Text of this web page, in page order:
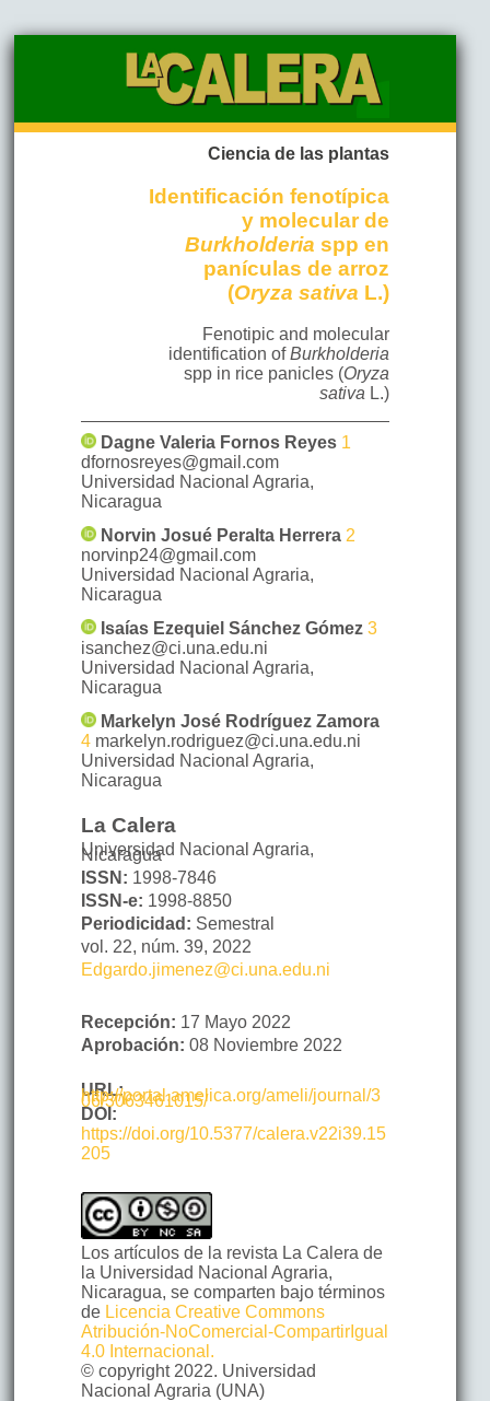
Ciencia de las plantas
Identificación fenotípica
y molecular de
Burkholderia spp en
panículas de arroz
(Oryza sativa L.)
Fenotipic and molecular
identification ofBurkholderia
spp in rice panicles (Oryza
sativa L.)
Dagne Valeria Fornos Reyes 1
dfornosreyes@gmail.com
Universidad Nacional Agraria,
Nicaragua
Norvin Josué Peralta Herrera 2
norvinp24@gmail.com
Universidad Nacional Agraria,
Nicaragua
Isaías Ezequiel Sánchez Gómez 3
isanchez@ci.una.edu.ni
Universidad Nacional Agraria,
Nicaragua
Markelyn José Rodríguez Zamora
4markelyn.rodriguez@ci.una.edu.ni
Universidad Nacional Agraria,
Nicaragua
La Calera
Universidad Nacional Agraria,
Nicaragua
ISSN: 1998-7846
ISSN-e: 1998-8850
Periodicidad: Semestral
vol. 22, núm. 39, 2022
Edgardo.jimenez@ci.una.edu.ni
Recepción: 17 Mayo 2022
Aprobación: 08 Noviembre 2022
URL:
http://portal.amelica.org/ameli/journal/3
06/3063461015/
DOI:
https://doi.org/10.5377/calera.v22i39.15
205
Los artículos de la revista La Calera de
la Universidad Nacional Agraria,
Nicaragua, se comparten bajo términos
de Licencia Creative Commons
Atribución-NoComercial-CompartirIgual
4.0 Internacional.
© copyright 2022. Universidad
Nacional Agraria (UNA)